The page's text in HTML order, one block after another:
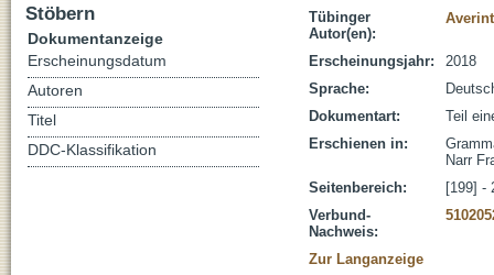
Tübinger
Autor(en):
Erscheinungsjahr:
2018
Sprache:
Dokumentart:
Teil
Erschienen in:
Narr
Seitenbereich:
[199] -
Verbund-
Nachweis:
Zur Langanzeige
Stöbern
Dokumentanzeige
Erscheinungsdatum
Autoren
Titel
DDC-Klassifikation